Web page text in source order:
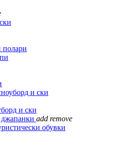
и ски
и ски
add remove
обувки